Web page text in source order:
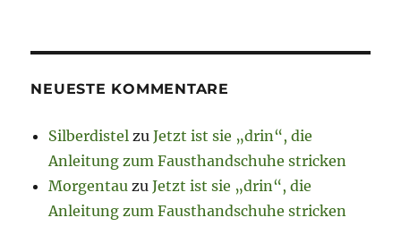
NEUESTE KOMMENTARE
Silberdistel zuJetzt ist sie „drin“, die
Anleitung zum Fausthandschuhe stricken
Morgentau zuJetzt ist sie „drin“, die
Anleitung zum Fausthandschuhe stricken